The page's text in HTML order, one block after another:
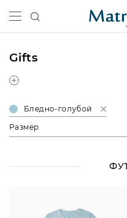
Gifts
Бледно-голубой
Размер